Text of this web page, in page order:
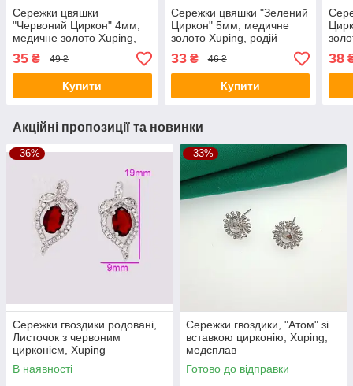
Сережки цвяшки
"Червоний Циркон" 4мм,
медичне золото Xuping,
родій
35 ₴ 49 ₴
Купити
Сережки цвяшки "Зелений
Циркон" 5мм, медичне
золото Xuping, родій
33₴ 46 ₴
Купити
38
Акційні пропозиції та новинки
–36%
Сережки гвоздики родовані,
Листочок з червоним
цирконієм, Xuping
В наявності
–33%
Сережки гвоздики, "Атом" зі
вставкою цирконію, Xuping,
медсплав
Готово до відправки